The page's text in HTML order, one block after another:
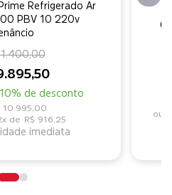
Refrigerado Ar
PBV 10 220v
10% de desconto
10.995,00
de R$ 916,25
imediata